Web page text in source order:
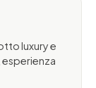
luxury e
esperienza